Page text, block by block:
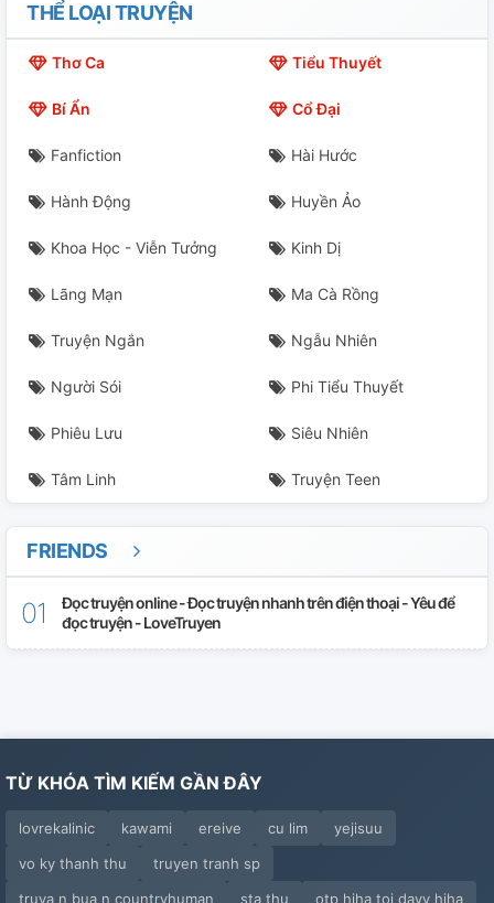
THỂ LOẠI TRUYỆN
Thơ Ca Tiểu Thuyết
Bí Ẩn Cổ Đại
Fanfiction Hài Hước
Hành Động Huyền Ảo
Khoa Học - Viễn Tưởng Kinh Dị
Lãng Mạn Ma Cà Rồng
Truyện Ngắn Ngẫu Nhiên
Người Sói Phi Tiểu Thuyết
Phiêu Lưu Siêu Nhiên
Tâm Linh Truyện Teen
FRIENDS
Đọc truyện online - Đọc truyện nhanh trên điện thoại - Yêu để
đọc truyện - LoveTruyen
TỪ KHÓA TÌM KIẾM GẦN ĐÂY
lovrekalinic kawami ereive cu lim
yejisuu
vo ky thanh thu
truyen tranh sp
truya n bua n countryhuman
sta thu otp hiha toi dayy hiha